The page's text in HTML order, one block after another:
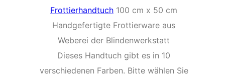
Frottierhandtuch 100 cm x 50 cm
Handgefertigte Frottierware aus
Weberei der Blindenwerkstatt
Dieses Handtuch gibt es in 10
verschiedenen Farben. Bitte wählen Sie